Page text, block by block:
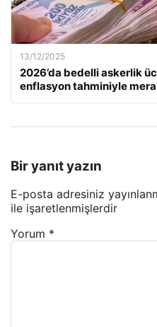
13/12/2025
2026’da bedelli askerlik
enflasyon tahminiyle
Bir yanıt yazın
E-posta adresiniz
ile işaretlenmişlerdir
Yorum *